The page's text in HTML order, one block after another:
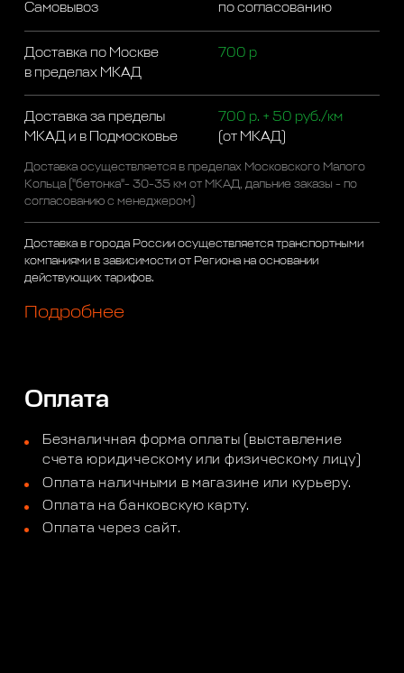
Самовывоз по согласованию
Доставка по Москве
в пределах МКАД
700 р
Доставка за пределы
МКАД и в Подмосковье
700 р. + 50 руб./км
(от МКАД)
Доставка осуществляется в пределах Московского Малого
Кольца ("бетонка"- 30-35 км от МКАД, дальние заказы - по
согласованию с менеджером)
Доставка в города России осуществляется транспортными
компаниями в зависимости от Региона на основании
действующих тарифов.
Подробнее
Оплата
Безналичная форма оплаты (выставление
счета юридическому или физическому лицу)
Оплата наличными в магазине или курьеру.
Оплата на банковскую карту.
Оплата через сайт.